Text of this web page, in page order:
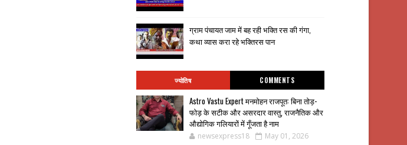
ग्राम पंचायत जाम में बह रही भक्ति रस की गंगा,
कथा व्यास करा रहे भक्तिरस पान
ज्योतिष COMMENTS
Astro Vastu Expert मनमोहन राजपूत: बिना तोड़-
फोड़ के सटीक और असरदार वास्तु, राजनैतिक और
औद्योगिक गलियारों में गूँजता है नाम
newsexpress18 May 01, 2026